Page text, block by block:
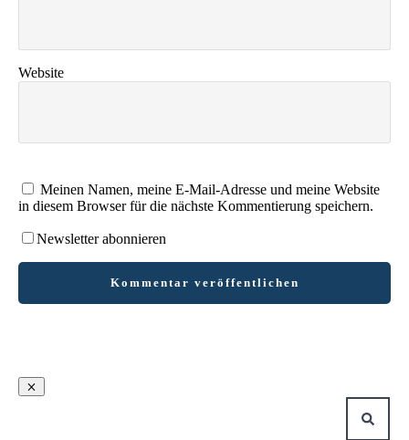
Website
Meinen Namen, meine E-Mail-Adresse und meine Website
in diesem Browser für die nächste Kommentierung speichern.
Newsletter abonnieren
Kommentar veröffentlichen